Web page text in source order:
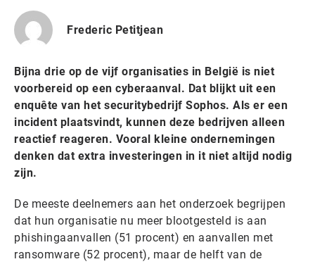
Frederic Petitjean
Bijna drie op de vijf organisaties in België is niet
voorbereid op een cyberaanval. Dat blijkt uit een
enquête van het securitybedrijf Sophos. Als er een
incident plaatsvindt, kunnen deze bedrijven alleen
reactief reageren. Vooral kleine ondernemingen
denken dat extra investeringen in it niet altijd nodig
zijn.
De meeste deelnemers aan het onderzoek begrijpen
dat hun organisatie nu meer blootgesteld is aan
phishingaanvallen (51 procent) en aanvallen met
ransomware (52 procent), maar de helft van de